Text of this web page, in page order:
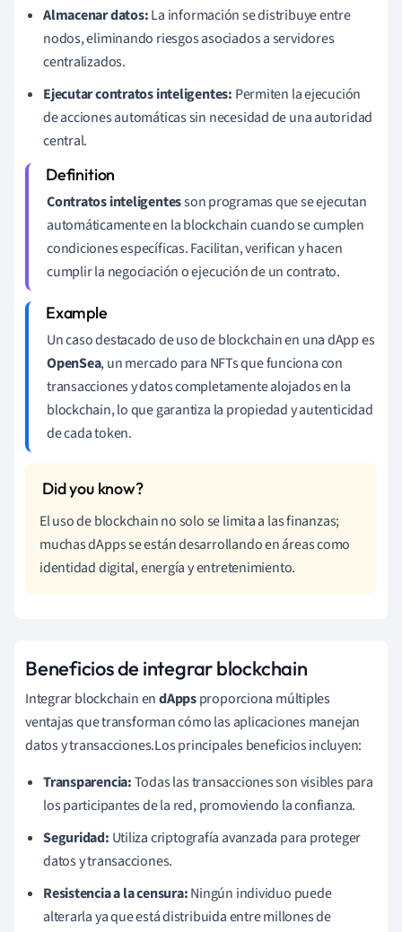
Almacenar datos:La información se distribuye entre
nodos, eliminando riesgos asociados a servidores
centralizados.
Ejecutar contratos inteligentes: Permiten la ejecución
de acciones automáticas sin necesidad de una autoridad
central.
Contratos inteligentesson programas que se ejecutan
automáticamente en la blockchain cuando se cumplen
condiciones específicas. Facilitan, verifican y hacen
cumplir la negociación o ejecución de un contrato.
Un caso destacado de uso de blockchain en una dApp es
OpenSea, un mercado para NFTs que funciona con
transacciones y datos completamente alojados en la
blockchain, lo que garantiza la propiedad y autenticidad
de cada token.
El uso de blockchain no solo se limita a las finanzas;
muchas dApps se están desarrollando en áreas como
identidad digital, energía y entretenimiento.
Beneficios de integrar blockchain
Integrar blockchain endAppsproporciona múltiples
ventajas que transforman cómo las aplicaciones manejan
datos y transacciones.Los principales beneficios incluyen:
Transparencia:Todas las transacciones son visibles para
los participantes de la red, promoviendo la confianza.
Seguridad: Utiliza criptografía avanzada para proteger
datos y transacciones.
Resistencia a la censura:Ningún individuo puede
alterarla ya que está distribuida entre millones de